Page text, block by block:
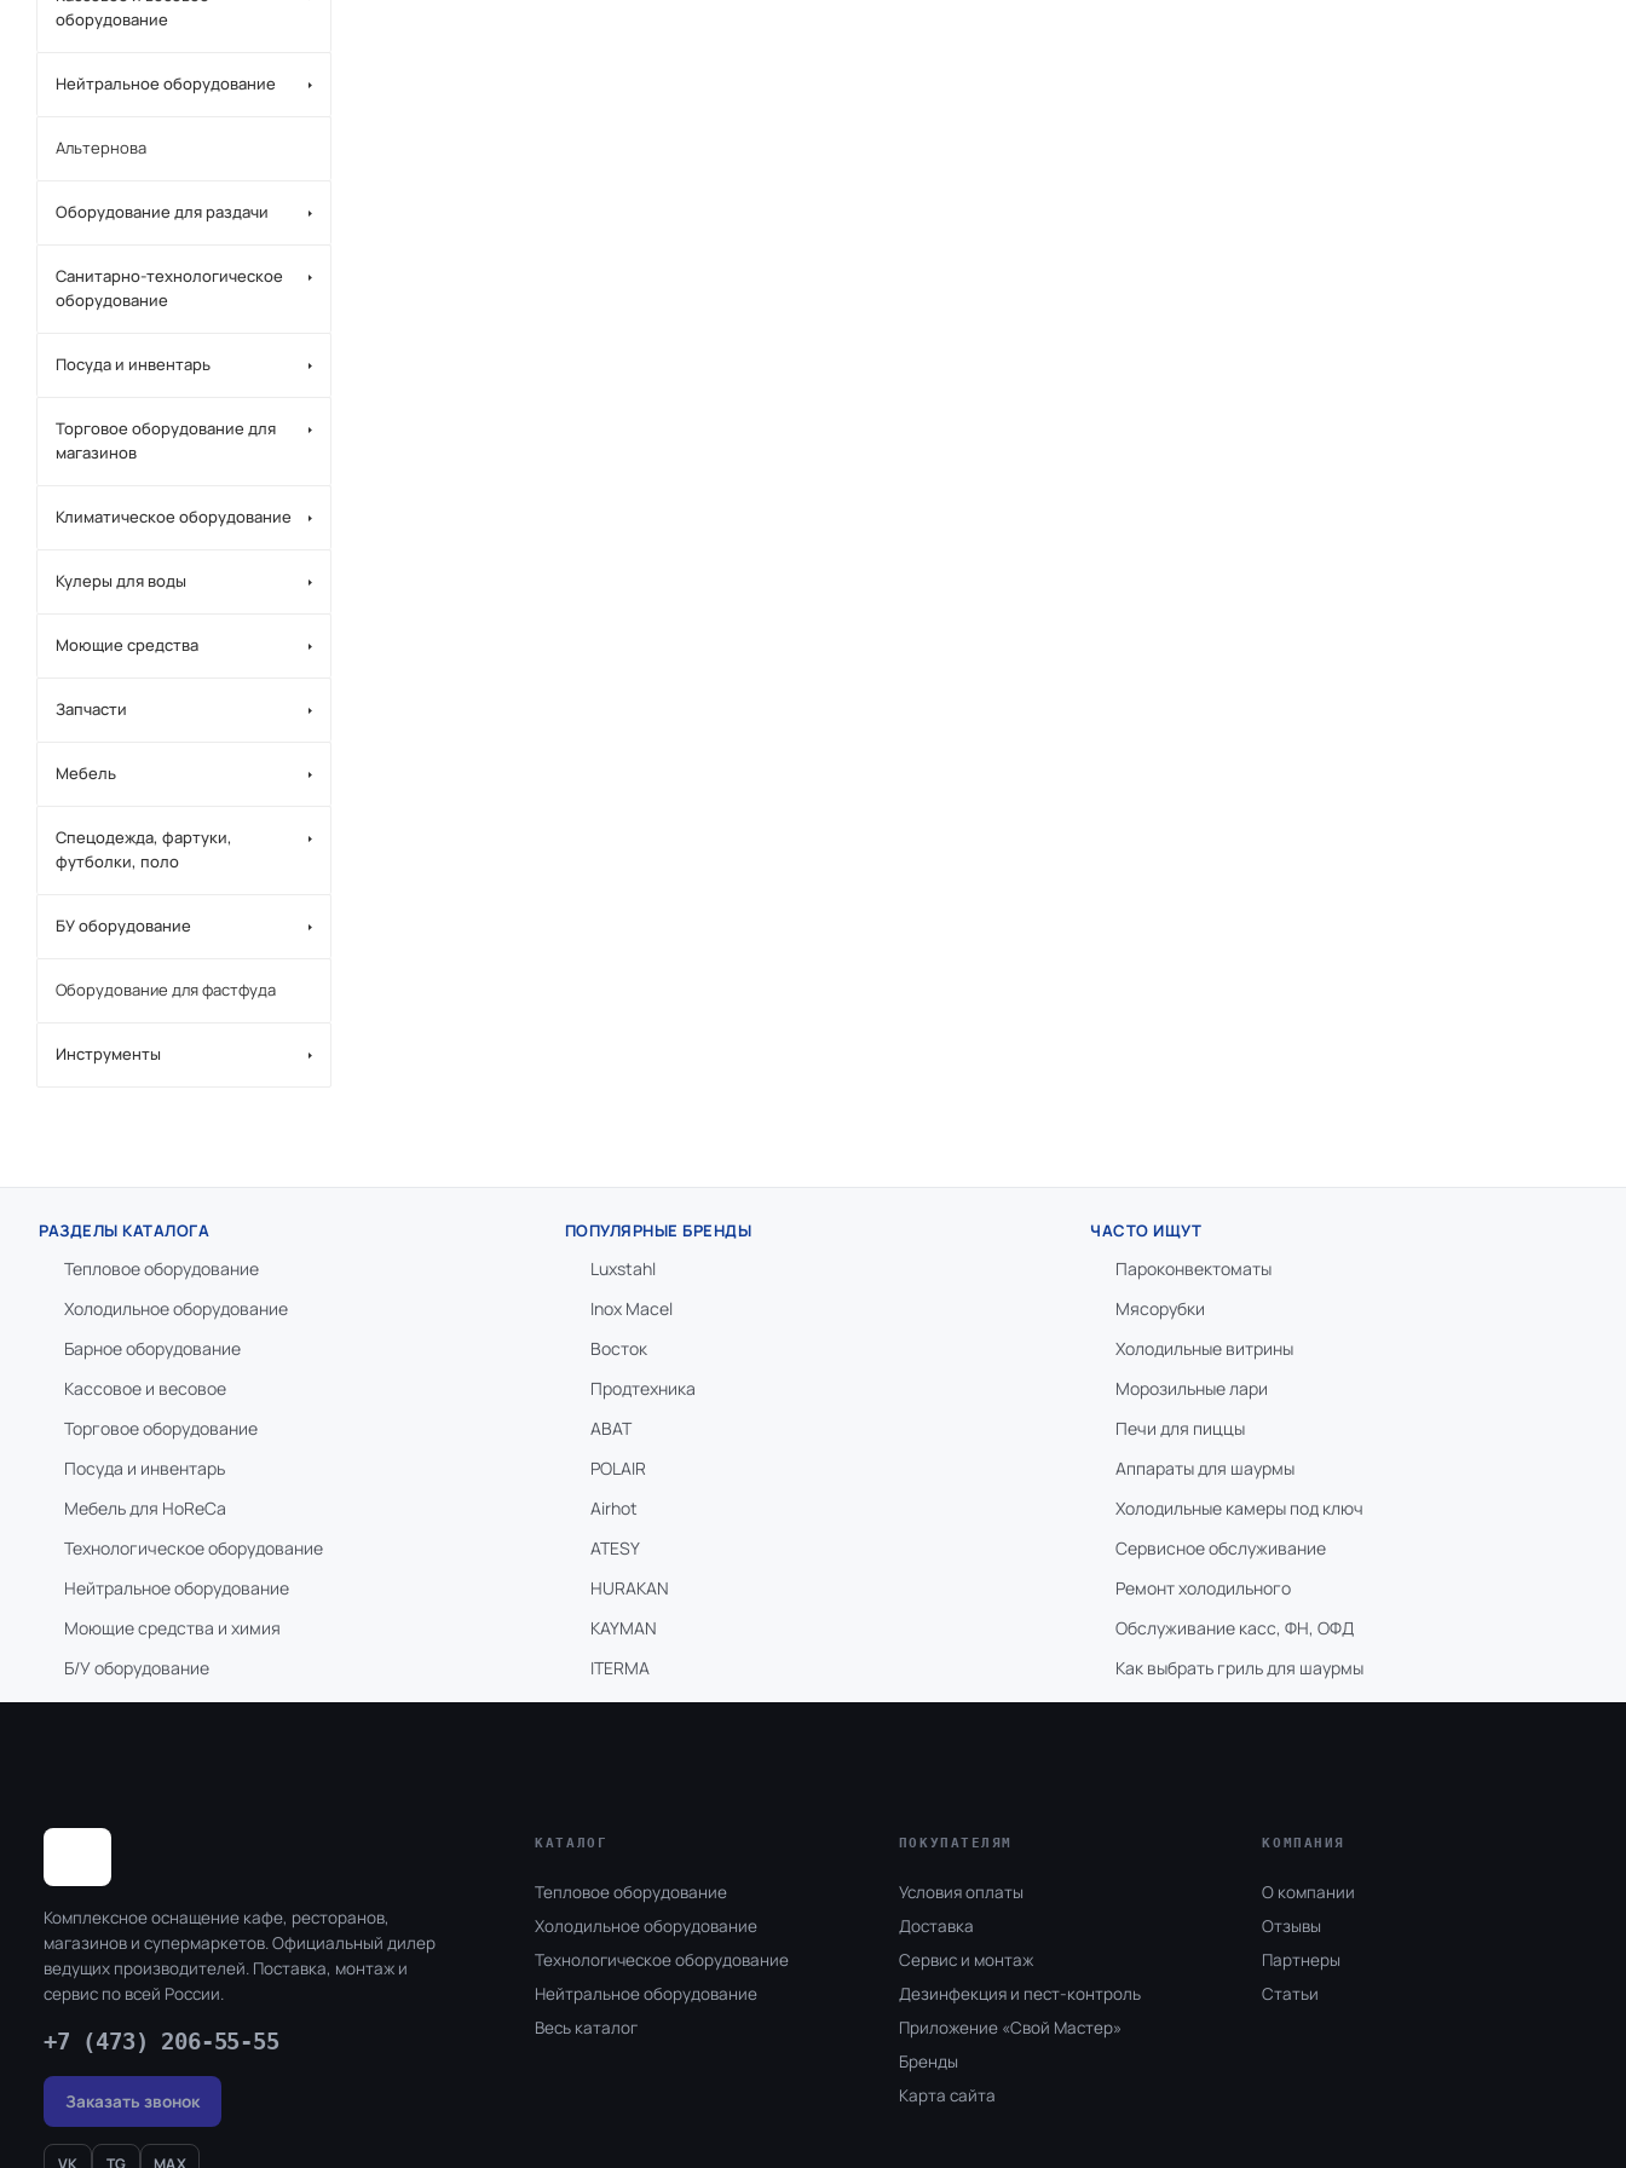
оборудование
Нейтральное оборудование
Альтернова
Оборудование для раздачи
Санитарно-технологическое
оборудование
Посуда и инвентарь
Торговое оборудование для
магазинов
Климатическое оборудование
Кулеры для воды
Моющие средства
Запчасти
Мебель
Спецодежда, фартуки,
футболки, поло
БУ оборудование
Оборудование для фастфуда
Инструменты
РАЗДЕЛЫ КАТАЛОГА
Тепловое оборудование
Холодильное оборудование
Барное оборудование
Кассовое и весовое
Торговое оборудование
Посуда и инвентарь
Мебель для HoReCa
Технологическое оборудование
Нейтральное оборудование
Моющие средства и химия
Б/У оборудование
ПОПУЛЯРНЫЕ БРЕНДЫ
Luxstahl
Inox Macel
Восток
Продтехника
ABAT
POLAIR
Airhot
ATESY
HURAKAN
KAYMAN
ITERMA
ЧАСТО ИЩУТ
Пароконвектоматы
Мясорубки
Холодильные витрины
Морозильные лари
Печи для пиццы
Аппараты для шаурмы
Холодильные камеры под ключ
Сервисное обслуживание
Ремонт холодильного
Обслуживание касс, ФН, ОФД
Как выбрать гриль для шаурмы
Комплексное оснащение кафе, ресторанов,
магазинов и супермаркетов. Официальный дилер
ведущих производителей. Поставка, монтаж и
сервис по всей России.
+7 (473) 206-55-55
Заказать звонок
VK TG MAX
КАТАЛОГ
Тепловое оборудование
Холодильное оборудование
Технологическое оборудование
Нейтральное оборудование
Весь каталог
ПОКУПАТЕЛЯМ
Условия оплаты
Доставка
Сервис и монтаж
Дезинфекция и пест-контроль
Приложение «Свой Мастер»
Бренды
Карта сайта
КОМПАНИЯ
О компании
Отзывы
Партнеры
Статьи